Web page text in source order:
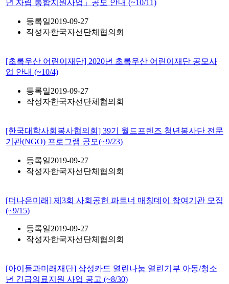
년 자립 통합지원사업」공모 안내 (~10/11)
등록일2019-09-27
작성자한국자선단체협의회
[초록우산 어린이재단] 2020년 초록우산 어린이재단 공모사
업 안내 (~10/4)
등록일2019-09-27
작성자한국자선단체협의회
[한국대학사회봉사협의회] 39기 월드프렌즈 청년봉사단 전문
기관(NGO) 프로그램 공모(~9/23)
등록일2019-09-27
작성자한국자선단체협의회
[더나은미래] 제3회 사회공헌 파트너 매칭데이 참여기관 모집
(~9/15)
등록일2019-09-27
작성자한국자선단체협의회
[아이들과미래재단] 삼성카드 열린나눔 열린기부 아동/청소
년 긴급의료지원 사업 공고 (~8/30)